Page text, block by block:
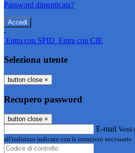
Password dimenticata?
-
Entra con SPID Entra con CIE
Seleziona utente
button close ×
Recupero password
button close ×
E-mail Verrà
all'indirizzo indicato con le istruzioni necessarie.